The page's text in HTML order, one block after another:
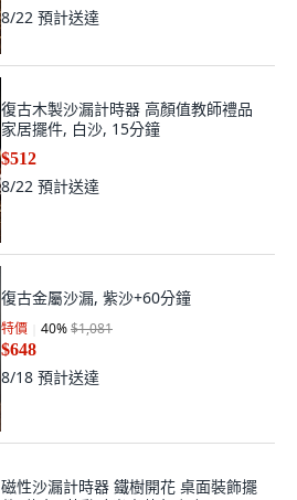
8/22 預計送達
復古木製沙漏計時器 高顏值教師禮品
家居擺件, 白沙, 15分鐘
$512
8/22 預計送達
復古金屬沙漏, 紫沙+60分鐘
特價 40%$1,081
$648
8/18 預計送達
磁性沙漏計時器 鐵樹開花 桌面裝飾擺